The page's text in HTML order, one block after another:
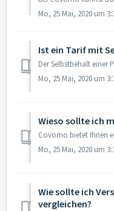
Mo, 25 Mai, 2020 um
Ist ein Tarif mit
Mo, 25 Mai, 2020 um
Wieso sollte ich
Mo, 25 Mai, 2020 um
Wie sollte ich
vergleichen?